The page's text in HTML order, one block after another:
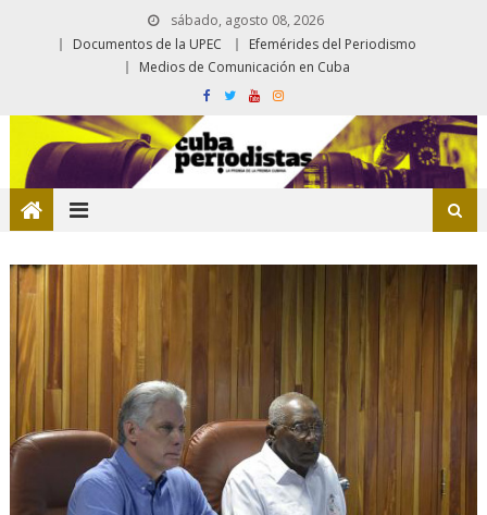
sábado, agosto 08, 2026
Documentos de la UPEC
Efemérides del Periodismo
Medios de Comunicación en Cuba